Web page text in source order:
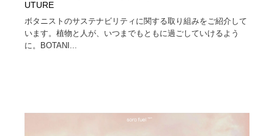
UTURE
ボタニストのサステナビリティに関する取り組みをご紹介して
います。植物と人が、いつまでもともに過ごしていけるよう
に。BOTANI...